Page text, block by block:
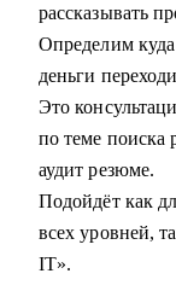
рассказывать
Определим
деньги
Это
по теме поиска
аудит резюме.
Подойдёт как
всех уровней,
IT».